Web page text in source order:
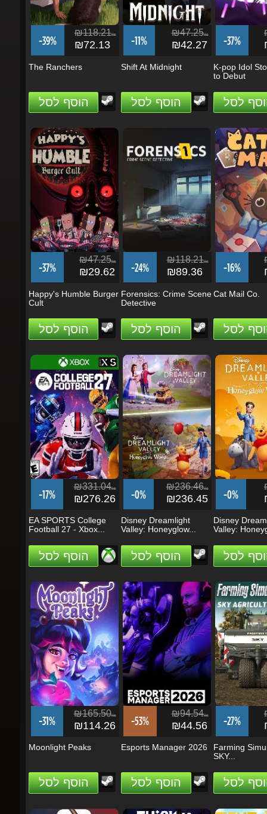
-39%
₪118.21 ils
₪72.13
The Ranchers
-11%
₪47.25ils
₪42.27
Shift At Midnight
-37%
K-pop Idol
-37%
₪47.25ils
₪29.62
Happy's Humble Burger
Cult
הוסף לסל
Forensics: Crime Scene
Detective
הוסף לסל
-16%
Cat Mail Co.
-17%
₪331.04ils
₪276.26
EA SPORTS College
Football 27 - Xbox...
הוסף לסל
-0%
₪236.46ils
₪236.45
Disney Dreamlight
Valley: Honeyglow...
הוסף לסל
-0%
Disney
Valley:
לסל
-31%
₪165.50 ils
₪114.26
Moonlight Peaks
הוסף לסל
-53% ₪44.56
Esports Manager 2026
הוסף לסל
-27%
Farming
SKY...
לסל